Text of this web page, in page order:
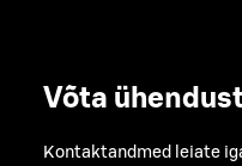
Võta
Kontaktandmed leiate